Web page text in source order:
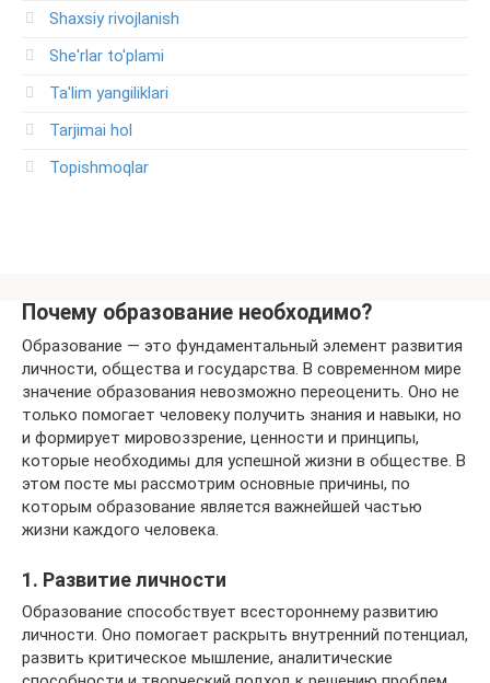
Shaxsiy rivojlanish
She'rlar to'plami
Ta'lim yangiliklari
Tarjimai hol
Topishmoqlar
Почему образование необходимо?
Образование — это фундаментальный элемент развития
личности, общества и государства. В современном мире
значение образования невозможно переоценить. Оно не
только помогает человеку получить знания и навыки, но
и формирует мировоззрение, ценности и принципы,
которые необходимы для успешной жизни в обществе. В
этом посте мы рассмотрим основные причины, по
которым образование является важнейшей частью
жизни каждого человека.
1. Развитие личности
Образование способствует всестороннему развитию
личности. Оно помогает раскрыть внутренний потенциал,
развить критическое мышление, аналитические